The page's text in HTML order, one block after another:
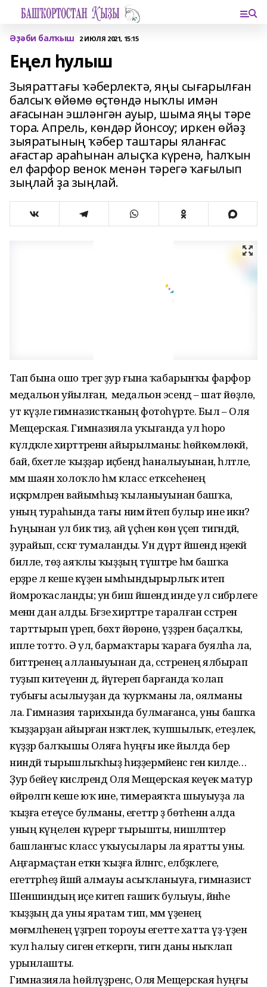
Әҙәби балҡыш 2 ИЮЛЯ 2021, 15:15
Еңел һулыш
Зыяраттағы ҡәберлектә, яңы сығарылған
балсыҡ өйөмө өҫтөндә ныҡлы имән
ағасынан эшләнгән ауыр, шыма яңы тәре
тора. Апрель, көндәр йонсоу; иркен өйәҙ
зыяратының ҡәбер таштары яланғас
ағастар араһынан алыҫҡа күренә, һалҡын
ел фарфор венок менән тәрегә ҡағылып
зыңлай ҙа зыңлай.
Тап бына ошо тәрегә ҙур ғына ҡабарынҡы фарфор
медальон уйылған, ә медальон эсендә – шат йөҙлө,
ут күҙле гимназистканың фотоһүрәте. Был – Оля
Мещерская. Гимназияла уҡығанда ул һоро
күлдәкле әхирәттәренән айырылманы: һөйкөмлөкәй,
бай, бәхетле ҡыҙҙар иҫәбендә һаналыуынан, һәләтле,
әммә шаян холоҡло һәм класс етәксеһенең
иҫкәрмәләренә вайымһыҙ ҡыланыуынан башҡа,
уның тураһында тағы нимә әйтеп булыр ине икән?
Һуңынан ул бик тиҙ, ай үҫәһен көн үҫеп тигәндәй,
ҙурайып, сәскәгә тумаланды. Ун дүрт йәшендә нәҙекәй
билле, төҙ аяҡлы ҡыҙҙың түштәре һәм башҡа
ерҙәре лә кеше күҙен ымһындырырлыҡ итеп
йомроҡасланды; ун биш йәшендә инде ул сибәрлеге
менән дан алды. Бәғзе әхирәттәре таралған сәстәрен
тарттырып үреп, бөхтә йөрөнө, үҙҙәрен баҫалҡы,
ипле тотто. Ә ул, бармаҡтары ҡараға буялһа ла,
биттәренең алланыуынан да, сәстәренең ялбырап
туҙып китеүенән дә, йүгереп барғанда ҡолап
тубығы асылыуҙан да ҡурҡманы ла, оялманы
ла. Гимназия тарихында булмағанса, уны башҡа
ҡыҙҙарҙан айырған нәзәкәтлек, ҡупшылыҡ, етеҙлек,
күҙҙәр балҡышы Оляға һуңғы ике йылда бер
ниндәй тырышлыҡһыҙ һиҙҙермәйенсә генә килде…
Ҙур бейеү кисәләрендә Оля Мещерская кеүек матур
өйрөлгән кеше юҡ ине, тимераяҡта шыуыуҙа ла
ҡыҙға етеүсе булманы, егеттәр ҙә бөтәһенән алда
уның күңелен күрергә тырышты, нишләптер
башланғыс класс уҡыусылары ла яратты уны.
Аңғармаҫтан еткән ҡыҙға әйләнгәс, елбәҙәклеге,
егеттәрһеҙ йәшәй алмауы асыҡланыуға, гимназист
Шеншиндың иҫе китеп ғашиҡ булыуы, йәнәһе
ҡыҙҙың да уны яратам тип, әммә үҙенең
мөғәмәләһенең үҙгәреп тороуы егетте хатта үҙ-үҙенә
ҡул һалыу сигенә еткергән, тигән даны ныҡлап
урынлашты.
Гимназияла һөйләүҙәренсә, Оля Мещерская һуңғы